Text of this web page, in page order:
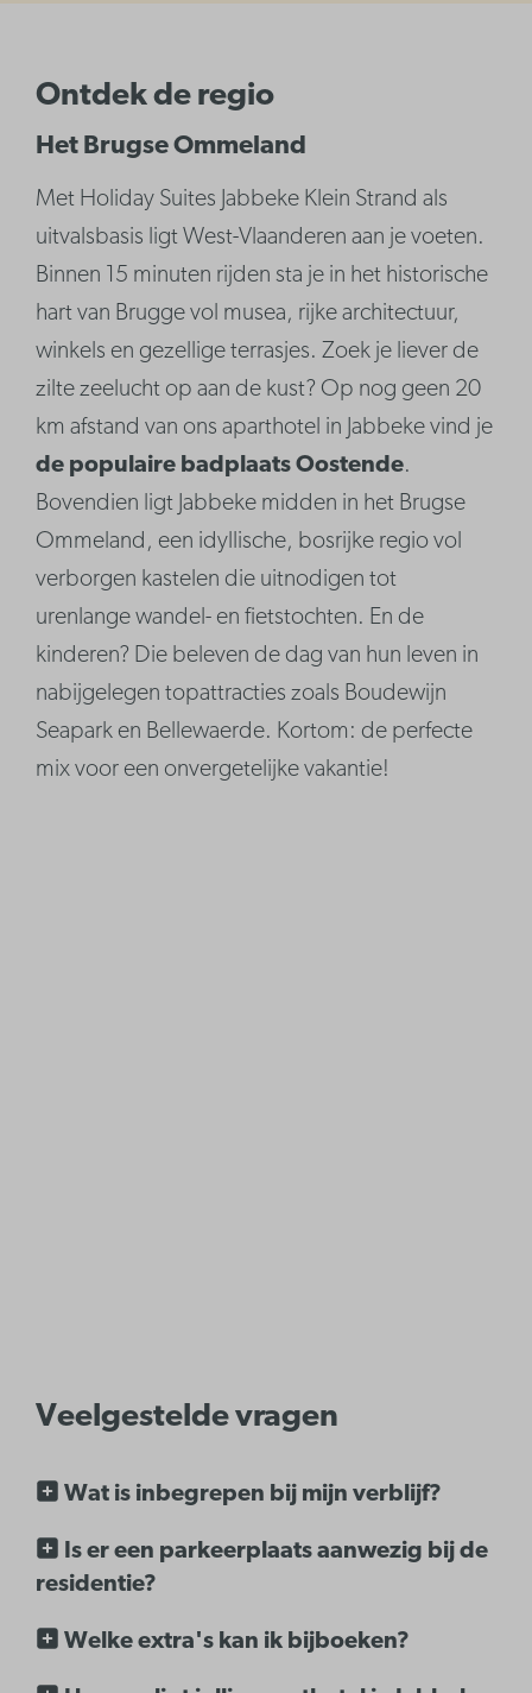
Ontdek de regio
Het Brugse Ommeland
Met Holiday Suites Jabbeke Klein Strand als
uitvalsbasis ligt West-Vlaanderen aan je voeten.
Binnen 15 minuten rijden sta je in het historische
hart van Brugge vol musea, rijke architectuur,
winkels en gezellige terrasjes. Zoek je liever de
zilte zeelucht op aan de kust? Op nog geen 20
km afstand van ons aparthotel in Jabbeke vind je
de populaire badplaats Oostende.
Bovendien ligt Jabbeke midden in het Brugse
Ommeland, een idyllische, bosrijke regio vol
verborgen kastelen die uitnodigen tot
urenlange wandel- en fietstochten. En de
kinderen? Die beleven de dag van hun leven in
nabijgelegen topattracties zoals Boudewijn
Seapark en Bellewaerde. Kortom: de perfecte
mix voor een onvergetelijke vakantie!
Veelgestelde vragen
Wat is inbegrepen bij mijn verblijf?
Is er een parkeerplaats aanwezig bij de
residentie?
Welke extra's kan ik bijboeken?